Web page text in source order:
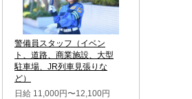
警備員スタッフ（イベン
ト、道路、商業施設、大型
駐車場、JR列車見張りな
ど）
日給 11,000円〜12,100円